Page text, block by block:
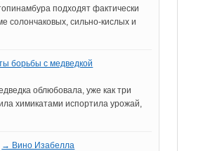
подходят фактически
солончаковых, сильно-кислых и
борьбы с медведкой
облюбовала, уже как три
химикатами испортила урожай,
→ Вино Изабелла